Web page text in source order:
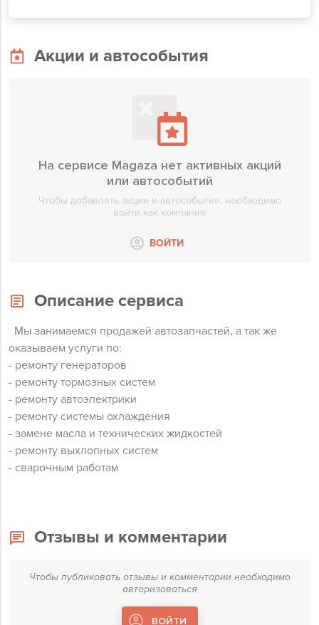
Акции и автособытия
На сервисе Magaza нет активных акций
или автособытий
Чтобы добавлять акции и автособытия, необходимо
войти как компания
ВОЙТИ
Описание сервиса
Мы занимаемся продажей автозапчастей, а так же
оказываем услуги по:
- ремонту генераторов
- ремонту тормозных систем
- ремонту автоэлектрики
- ремонту системы охлаждения
- замене масла и технических жидкостей
- ремонту выхлопных систем
- сварочным работам
Отзывы и комментарии
Чтобы публиковать отзывы и комментарии необходимо
авторизоваться
ВОЙТИ